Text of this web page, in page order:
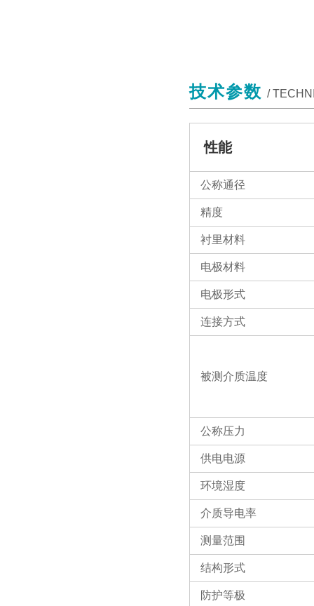
技术参数 /
性能
公称通径
精度
衬里材料
电极材料
电极形式
连接方式
被测介质温度
公称压力
供电电源
环境湿度
介质导电率
测量范围
结构形式
防护等极